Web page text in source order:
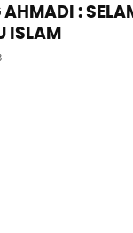
:
ISLAM